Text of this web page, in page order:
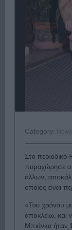
Category: News
Στο περιοδικό
παραχώρησε
άλλων,
οποίος είναι
«Του χρόνου
αποκλείω, και
Μπιάνκα ήταν